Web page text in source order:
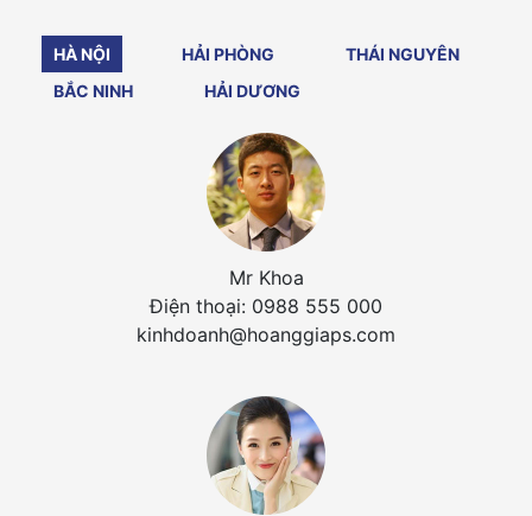
HÀ NỘI HẢI PHÒNG
THÁI NGUYÊN
BẮC NINH
HẢI DƯƠNG
Mr Khoa
Điện thoại: 0988 555 000
kinhdoanh@hoanggiaps.com